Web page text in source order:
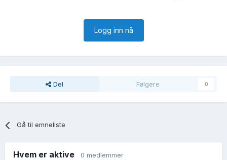
Logg inn nå
Del Følgere 0
Gå til emneliste
Hvem er aktive 0 medlemmer